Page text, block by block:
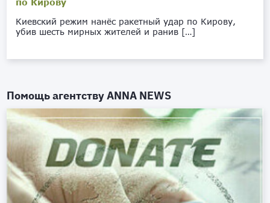
по Кирову
Киевский режим нанёс ракетный удар по Кирову,
убив шесть мирных жителей и ранив […]
Помощь агентствуANNA NEWS